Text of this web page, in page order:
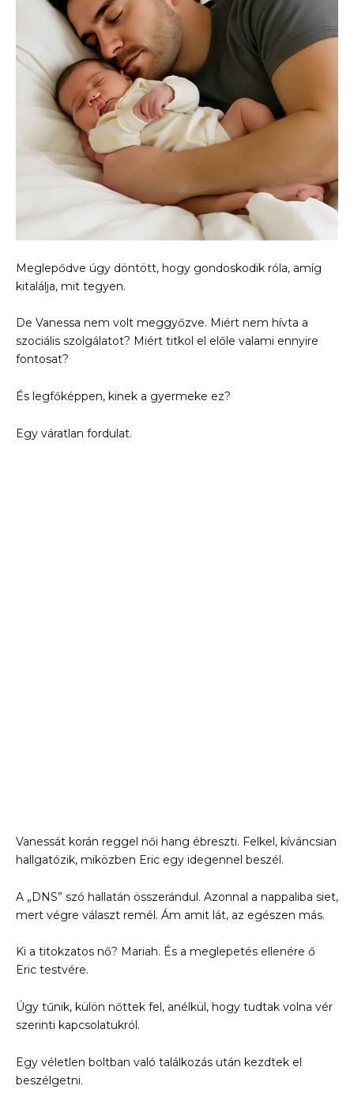
Meglepődve úgy döntött, hogy gondoskodik róla, amíg
kitalálja, mit tegyen.
De Vanessa nem volt meggyőzve. Miért nem hívta a
szociális szolgálatot? Miért titkol el előle valami ennyire
fontosat?
És legfőképpen, kinek a gyermeke ez?
Egy váratlan fordulat.
Vanessát korán reggel női hang ébreszti. Felkel, kíváncsian
hallgatózik, miközben Eric egy idegennel beszél.
A „DNS” szó hallatán összerándul. Azonnal a nappaliba siet,
mert végre választ remél. Ám amit lát, az egészen más.
Ki a titokzatos nő? Mariah. És a meglepetés ellenére ő
Eric testvére.
Úgy tűnik, külön nőttek fel, anélkül, hogy tudtak volna vér
szerinti kapcsolatukról.
Egy véletlen boltban való találkozás után kezdtek el
beszélgetni.